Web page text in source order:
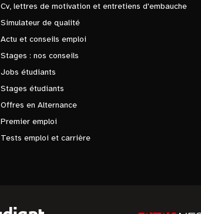
Cv, lettres de motivation et entretiens d'embauche
Simulateur de qualité
Actu et conseils emploi
Stages : nos conseils
Jobs étudiants
Stages étudiants
Offres en Alternance
Premier emploi
Tests emploi et carrière